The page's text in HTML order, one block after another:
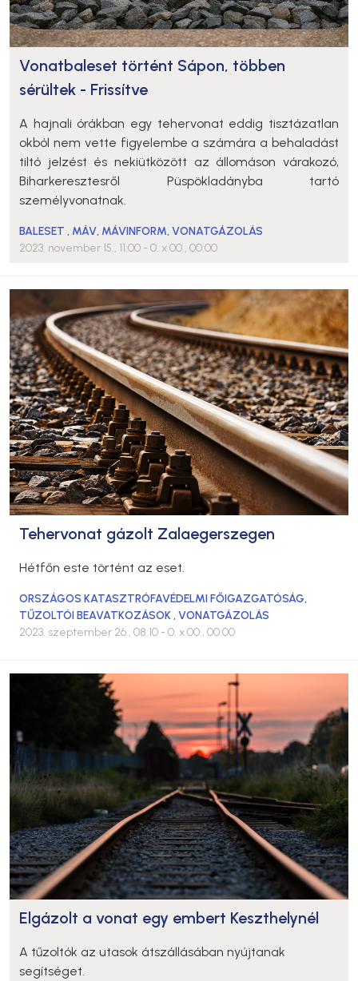
Vonatbaleset történt Sápon, többen
sérültek - Frissítve
A hajnali órákban egy tehervonat eddig tisztázatlan
okból nem vette figyelembe a számára a behaladást
tiltó jelzést és nekiütközött az állomáson várakozó,
Biharkeresztesről Püspökladányba tartó
személyvonatnak.
BALESET , MÁV, MÁVINFORM,VONATGÁZOLÁS
2023. november 15., 11:00 - 0. x 00., 00:00
Tehervonat gázolt Zalaegerszegen
Hétfőn este történt az eset.
ORSZÁGOS KATASZTRÓFAVÉDELMI FŐIGAZGATÓSÁG,
TŰZOLTÓI BEAVATKOZÁSOK,VONATGÁZOLÁS
2023. szeptember 26., 08:10 - 0. x 00., 00:00
Elgázolt a vonat egy embert Keszthelynél
A tűzoltók az utasok átszállásában nyújtanak
segítséget.